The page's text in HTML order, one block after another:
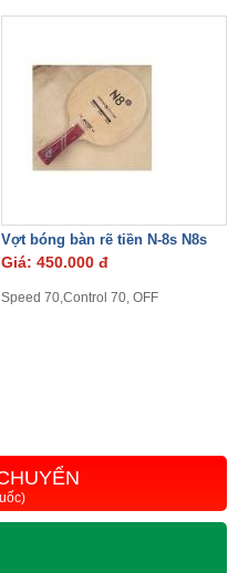
Vợt bóng bàn rẽ tiền N-8s N8s
Giá: 450.000 đ
Speed 70,Control 70, OFF